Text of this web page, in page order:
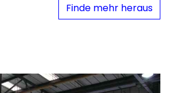
Finde mehr heraus